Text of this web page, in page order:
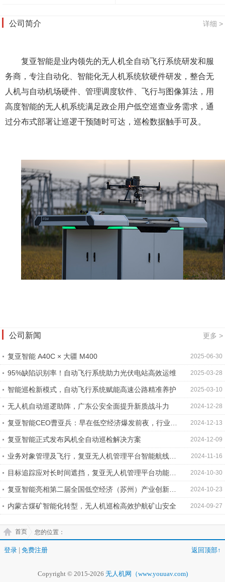
公司简介 详细 >
复亚智能是业内领先的无人机全自动飞行系统研发和服
务商，专注自动化、智能化无人机系统软硬件研发，整合无
人机与自动机场硬件、管理调度软件、飞行与图像算法，用
高度智能的无人机系统满足政企用户低空巡查业务需求，通
过分布式部署让巡逻干预随时可达，巡检数据触手可及。
公司新闻 更多 >
复亚智能 A40C × 大疆 M400 2025-06-30
95%缺陷识别率！自动飞行系统助力光伏电站高效运维 2025-03-28
智能巡检新模式，自动飞行系统赋能高速公路精准养护 2025-03-10
无人机自动巡逻助阵，广东公安全面提升新质战斗力 2024-12-28
复亚智能CEO曹亚兵：早在低空经济爆发前夜，行业已
做好准备
2024-12-13
复亚智能正式发布风机全自动巡检解决方案 2024-12-09
业务对象管理及飞行，复亚无人机管理平台智能航线规
划
2024-11-16
目标追踪应对长时间遮挡，复亚无人机管理平台功能实
测
2024-10-30
复亚智能亮相第二届全国低空经济（苏州）产业创新博
览会
2024-10-23
内蒙古煤矿智能化转型，无人机巡检高效护航矿山安全 2024-09-27
您的位置：
首页
登录 免费注册 返回顶部↑
Copyright © 2015-2026 无人机网（www.youuav.com)